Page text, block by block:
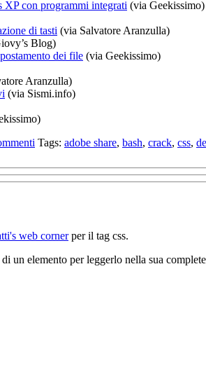
XP con programmi integrati (via Geekissimo)
di tasti (via Salvatore Aranzulla)
Blog)
dei file (via Geekissimo)
Aranzulla)
(via Sismi.info)
Tags: adobe share, bash, crack, css,
web cornerper il tag css.
un elemento per leggerlo nella sua